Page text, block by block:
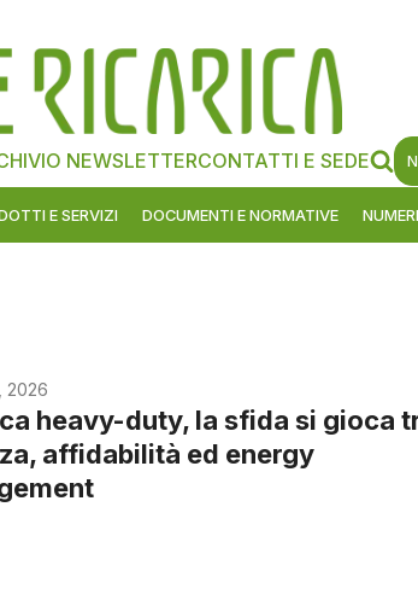
NEWSLETTERCONTATTI E SEDE
E SERVIZI DOCUMENTI E NORMATIVE
2026
heavy-duty, la sfida si gioca
affidabilità ed energy